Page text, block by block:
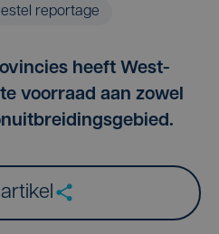
reportage
heeft West-
voorraad aan zowel